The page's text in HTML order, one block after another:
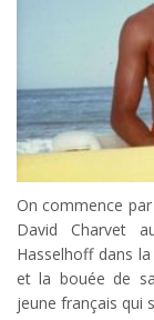
On commence
David Charvet
Hasselhoff dans
et la bouée de
jeune français qui